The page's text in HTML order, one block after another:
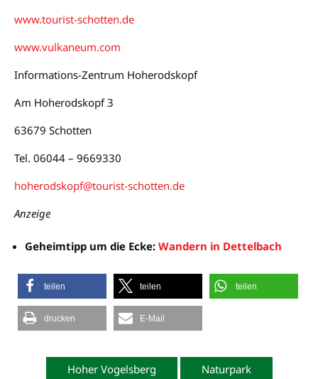
www.tourist-schotten.de
www.vulkaneum.com
Informations-Zentrum Hoherodskopf
Am Hoherodskopf 3
63679 Schotten
Tel. 06044 – 9669330
hoherodskopf@tourist-schotten.de
Anzeige
Geheimtipp um die Ecke: Wandern in Dettelbach
teilen teilen teilen
drucken E-Mail
Hoher Vogelsberg Naturpark